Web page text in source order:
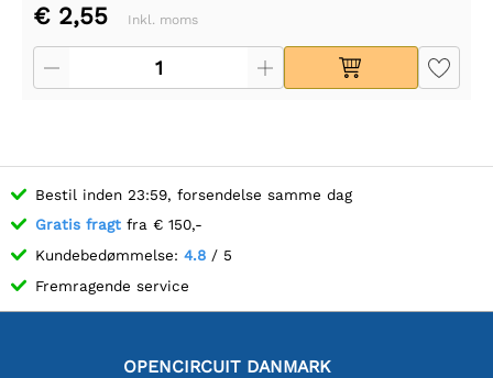
€ 2,55 Inkl. moms
Bestil inden 23:59, forsendelse samme dag
Gratis fragt fra € 150,-
Kundebedømmelse: 4.8 / 5
Fremragende service
OPENCIRCUIT DANMARK